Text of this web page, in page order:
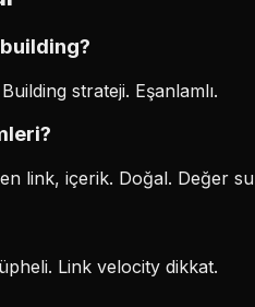
strateji. Eşanlamlı.
link, içerik. Doğal. Değer
Link velocity dikkat.